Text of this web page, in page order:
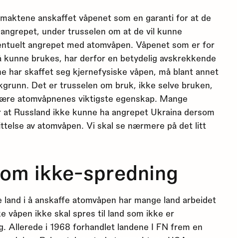
anskaffet våpenet som en garanti for at de
under trusselen om at de vil kunne
angrepet med atomvåpen. Våpenet som er for
kunne brukes, har derfor en betydelig avskrekkende
har skaffet seg kjernefysiske våpen, må blant annet
Det er trusselen om bruk, ikke selve bruken,
atomvåpnenes viktigste egenskap. Mange
Russland ikke kunne ha angrepet Ukraina dersom
av atomvåpen. Vi skal se nærmere på det litt
ikke-spredning
land i å anskaffe atomvåpen har mange land arbeidet
våpen ikke skal spres til land som ikke er
Allerede i 1968 forhandlet landene I FN frem en